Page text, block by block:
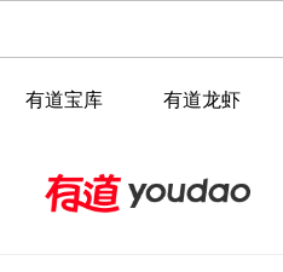
有道宝库 有道龙虾